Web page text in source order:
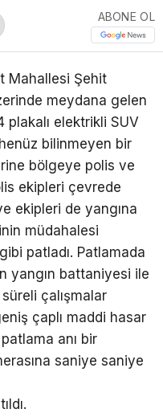
ABONE OL
Mahallesi Şehit
meydana gelen
plakalı elektrikli SUV
bilinmeyen bir
bölgeye polis ve
ekipleri çevrede
ekipleri de yangına
müdahalesi
patladı. Patlamada
yangın battaniyesi ile
çalışmalar
çaplı maddi hasar
anı bir
saniye saniye